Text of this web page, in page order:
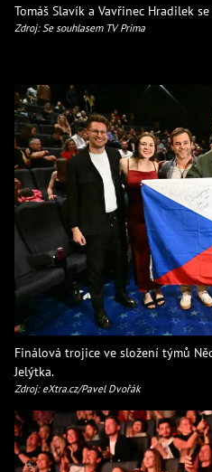
Tomáš Slavík a Vavřinec Hradilek
Zdroj: Se souhlasem TV Prima
Finálová trojice ve složení týmů
Jelýtka.
Zdroj: eXtra.cz/Pavel Dvořák